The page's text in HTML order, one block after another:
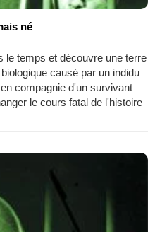
né
le temps et découvre une terre
causé par un indidu
compagnie d'un survivant
le cours fatal de l'histoire